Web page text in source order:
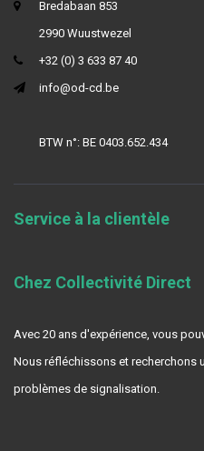
Bredabaan 853
2990 Wuustwezel
+32 (0) 3 633 87 40
info@od-cd.be
BTW n°: BE 0403.652.434
Service à la clientèle
Chez Collectivité Direct
Avec 20 ans d'expérience, vous
Nous réfléchissons et recherchons
problèmes de signalisation.